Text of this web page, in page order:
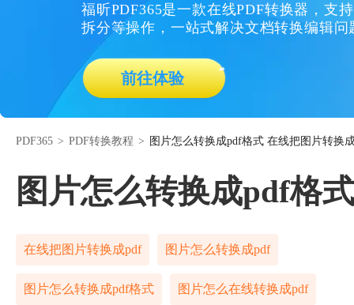
福昕PDF365是一款在线PDF转换器，支
拆分等操作，一站式解决文档转换编辑问
前往体验
PDF365 > PDF转换教程 > 图片怎么转换成pdf格式 在线把图片转换
图片怎么转换成pdf格
在线把图片转换成pdf 图片怎么转换成pdf
图片怎么转换成pdf格式 图片怎么在线转换成pdf